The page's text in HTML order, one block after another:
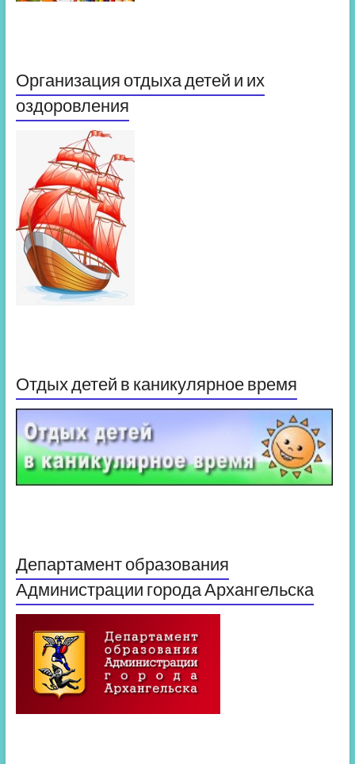
Организация отдыха детей и их
оздоровления
Отдых детей в каникулярное время
Департамент образования
Администрации города Архангельска